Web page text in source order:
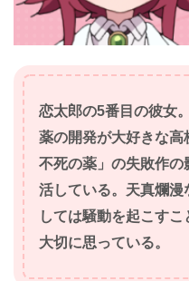
恋太郎の5番目の彼女。
薬の開発が大好きな
不死の薬」の失敗作の
活している。天真爛
しては騒動を起こす
大切に思っている。